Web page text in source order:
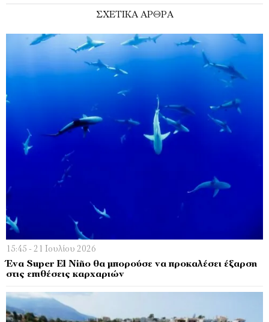
ΣΧΕΤΙΚΑ ΑΡΘΡΑ
15:45 - 21 Ιουλίου 2026
Ένα Super El Niño θα μπορούσε να προκαλέσει έξαρση
στις επιθέσεις καρχαριών